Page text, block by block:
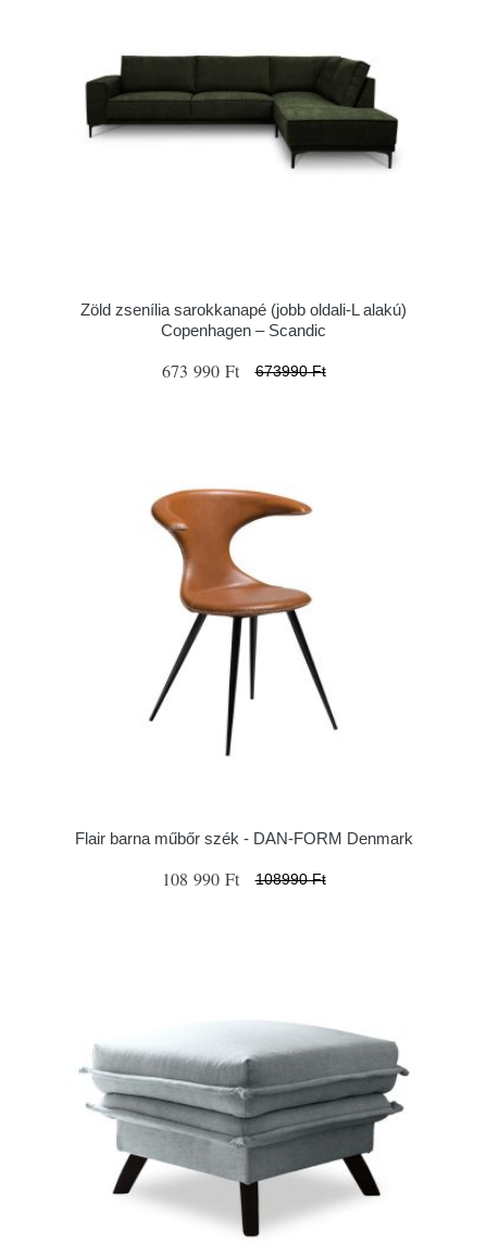
Zöld zsenília sarokkanapé (jobb oldali-L alakú)
Copenhagen – Scandic
673 990 Ft 673990 Ft
Flair barna műbőr szék - ​​​​​DAN-FORM Denmark
108 990 Ft 108990 Ft